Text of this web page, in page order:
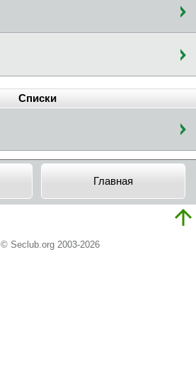
Списки
Главная
© Seclub.org 2003-2026